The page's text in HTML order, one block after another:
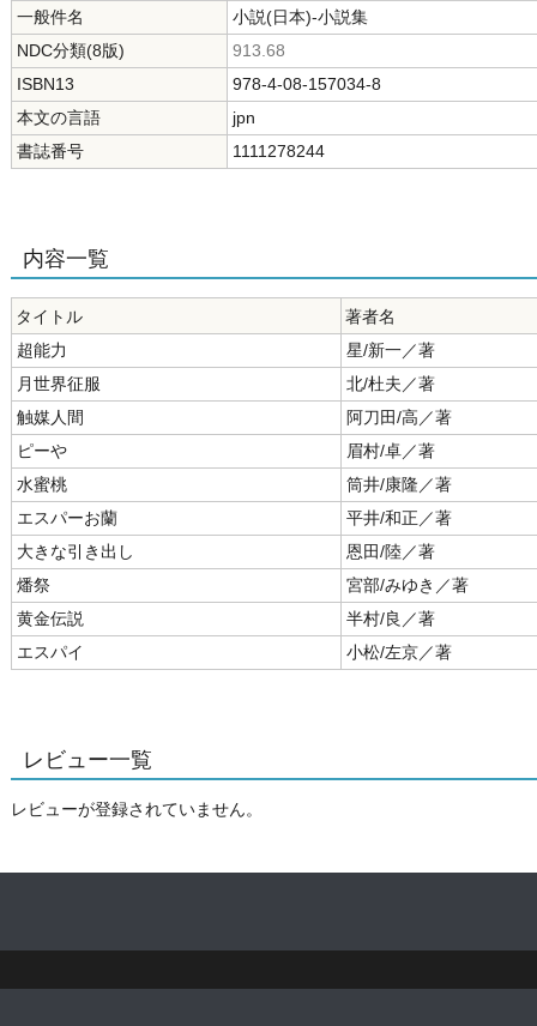
一般件名
小説(日本)-小説集
NDC分類(8版)
913.68
ISBN13
978-4-08-157034-8
本文の言語
jpn
書誌番号
1111278244
内容一覧
タイトル
著者名
超能力
星/新一／著
月世界征服
北/杜夫／著
触媒人間
阿刀田/高／著
ピーや
眉村/卓／著
水蜜桃
筒井/康隆／著
エスパーお蘭
平井/和正／著
大きな引き出し
恩田/陸／著
燔祭
宮部/みゆき／著
黄金伝説
半村/良／著
エスパイ
小松/左京／著
レビュー一覧
レビューが登録されていません。